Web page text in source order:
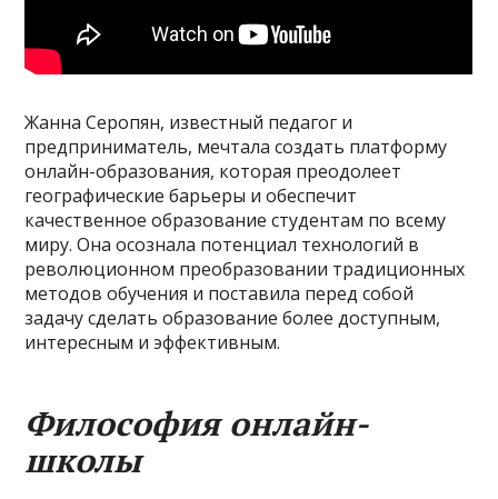
Жанна Серопян, известный педагог и
предприниматель, мечтала создать платформу
онлайн-образования, которая преодолеет
географические барьеры и обеспечит
качественное образование студентам по всему
миру. Она осознала потенциал технологий в
революционном преобразовании традиционных
методов обучения и поставила перед собой
задачу сделать образование более доступным,
интересным и эффективным.
Философия онлайн-
школы